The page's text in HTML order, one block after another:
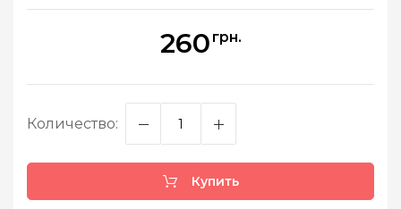
260 грн.
Количество:
Купить